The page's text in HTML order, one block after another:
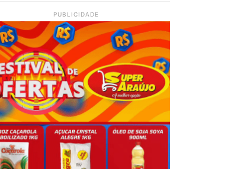
PUBLICIDADE